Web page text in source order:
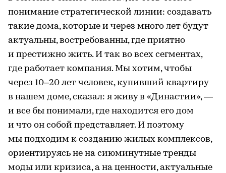
понимание стратегической линии: создавать
такие дома, которые и через много лет будут
актуальны, востребованны, где приятно
и престижно жить. И так во всех сегментах,
где работает компания. Мы хотим, чтобы
через 10–20 лет человек, купивший квартиру
в нашем доме, сказал: я живу в «Династии», —
и все бы понимали, где находится его дом
и что он собой представляет. И поэтому
мы подходим к созданию жилых комплексов,
ориентируясь не на сиюминутные тренды
моды или кризиса, а на ценности, актуальные